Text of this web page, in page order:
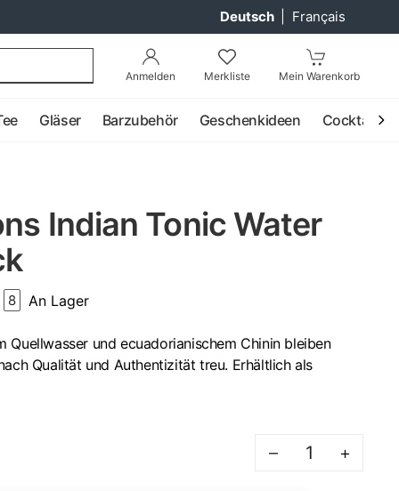
Deutsch Français
Anmelden Merkliste Mein Warenkorb
Gläser Barzubehör Geschenkideen Cocktail
Indian Tonic Water
8 An Lager
Quellwasser und ecuadorianischem Chinin bleiben
Qualität und Authentizität treu. Erhältlich als
– +